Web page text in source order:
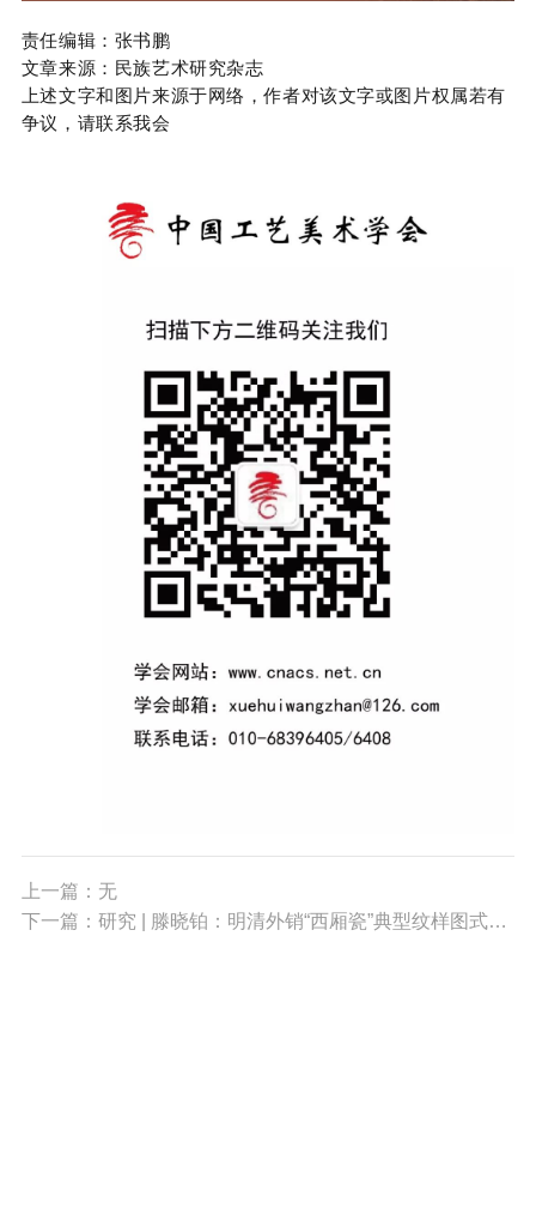
责任编辑：张书鹏
文章来源：民族艺术研究杂志
上述文字和图片来源于网络，作者对该文字或图片权属若有
争议，请联系我会
上一篇：无
下一篇：研究 | 滕晓铂：明清外销“西厢瓷”典型纹样图式特征研究